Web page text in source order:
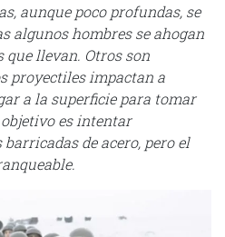
aunque poco profundas, se
algunos hombres se ahogan
que llevan. Otros son
proyectiles impactan a
a la superficie para tomar
es intentar
de acero, pero el